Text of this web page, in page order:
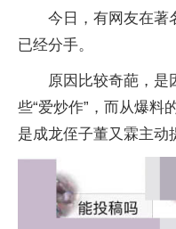
今日，有网友在著
已经分手。
原因比较奇葩，是
些“爱炒作”，而从爆料
是成龙侄子董又霖主动